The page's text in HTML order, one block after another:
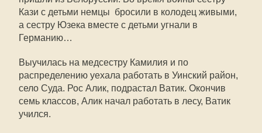
Кази с детьми немцы бросили в колодец живыми,
а сестру Юзека вместе с детьми угнали в
Германию…
Выучилась на медсестру Камилия и по
распределению уехала работать в Уинский район,
село Суда. Рос Алик, подрастал Ватик. Окончив
семь классов, Алик начал работать в лесу, Ватик
учился.